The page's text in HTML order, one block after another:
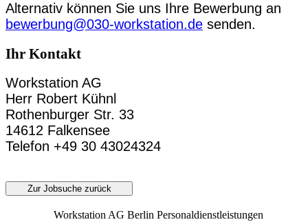
Alternativ können Sie uns Ihre Bewerbung an
bewerbung@030-workstation.de senden.
Ihr Kontakt
Workstation AG
Herr Robert Kühnl
Rothenburger Str. 33
14612 Falkensee
Telefon +49 30 43024324
Zur Jobsuche zurück
Workstation AG Berlin Personaldienstleistungen